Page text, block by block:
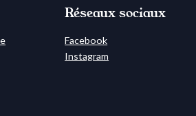
Réseaux sociaux
Facebook
Instagram